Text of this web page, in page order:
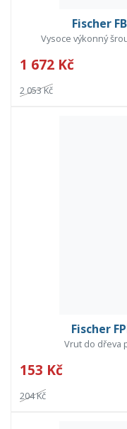
Fischer
Vysoce výkonný
1 672 Kč
2 053 Kč
Fischer
Vrut do dřeva
153 Kč
204 Kč